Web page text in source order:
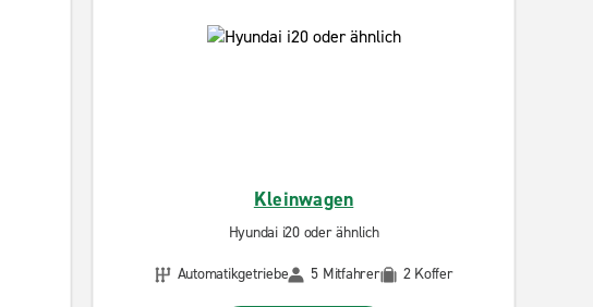
Kleinwagen
Hyundai i20 oder ähnlich
Automatikgetriebe
5 Mitfahrer 2 Koffer